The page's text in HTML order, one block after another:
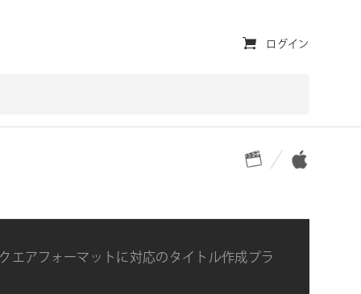
ユ
ィ
リ
ィ・
ナ
ログイン
対応プラットフォーム 対応OS
エアフォーマットに対応のタイトル作成プラ